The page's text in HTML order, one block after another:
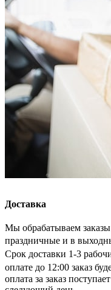
Доставка
Мы обрабатываем
праздничные и в
Срок доставки 1-3
оплате до 12:00 заказ
оплата за заказ